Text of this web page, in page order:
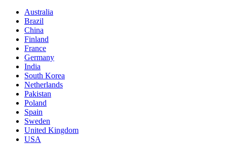
Australia
Brazil
China
Finland
France
Germany
India
South Korea
Netherlands
Pakistan
Poland
Spain
Sweden
United Kingdom
USA